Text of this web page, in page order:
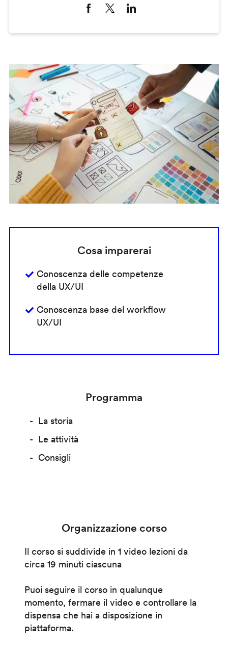
Cosa imparerai
Conoscenza delle competenze
della UX/UI
Conoscenza base del workflow
UX/UI
Programma
La storia
Le attività
Consigli
Organizzazione corso
Il corso si suddivide in 1 video lezioni da
circa 19 minuti ciascuna
Puoi seguire il corso in qualunque
momento, fermare il video e controllare la
dispensa che hai a disposizione in
piattaforma.